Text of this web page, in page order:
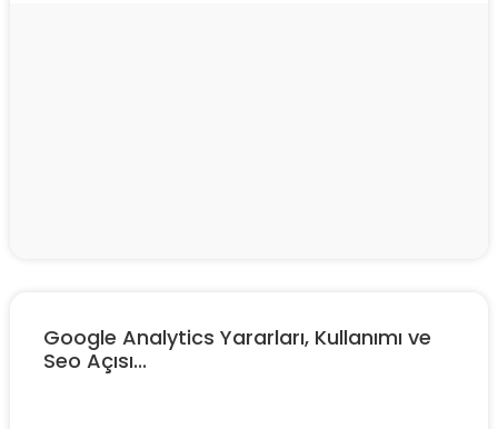
Google Analytics Yararları, Kullanımı ve
Seo Açısı...